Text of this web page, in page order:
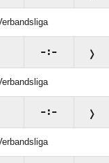
:
: